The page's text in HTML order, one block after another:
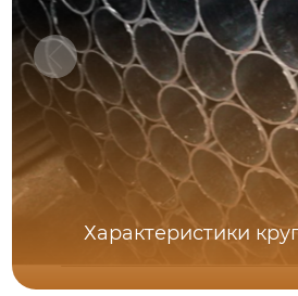
Характеристики